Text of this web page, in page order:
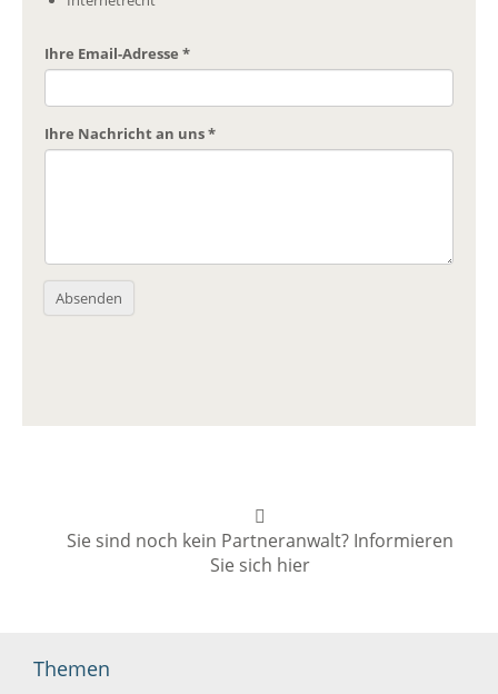
Ihre Email-Adresse *
Ihre Nachricht an uns*
Absenden
Sie sind noch kein Partneranwalt? Informieren
Sie sich hier
Themen